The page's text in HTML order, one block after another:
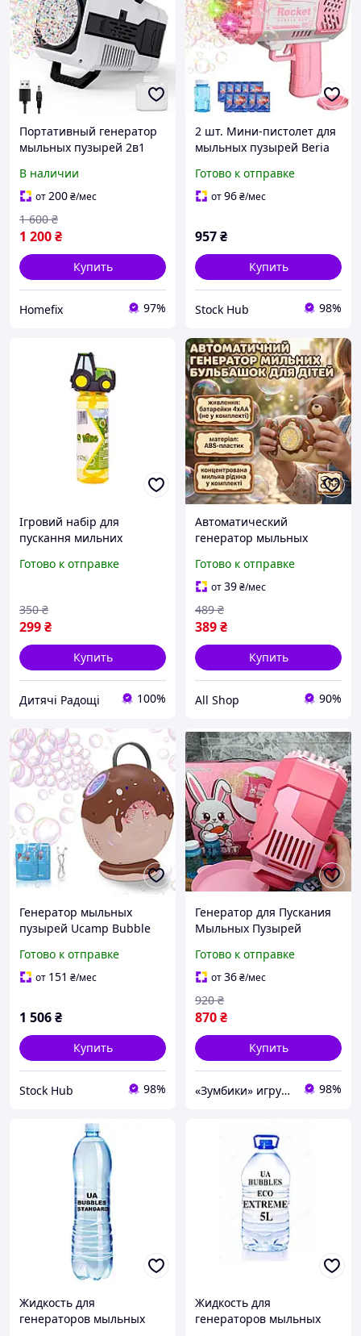
Портативный генератор
мыльных пузырей 2в1
Автоматическая 40
отверстий для
визуальных эффектов на
свадьбах,
В наличии
от200₴/мес
1 200₴
1 600 ₴
Купить
Homefix 97%
2 шт. Мини-пистолет для
мыльных пузырей Beria
Игрушечный генератор
мыльных пузырей с
Готово к отправке
от96₴/мес
957₴
Купить
Stock Hub 98%
Ігровий набір для
пускання мильних
Tomy
Готово к отправке
299₴
350 ₴
Купить
Дитячі Радощі 100%
Автоматический
генератор мыльных
Детский генератор
пузырьков
Готово к отправке
от39₴/мес
389₴
489 ₴
Купить
All Shop 90%
Генератор мыльных
пузырей Ucamp Bubble
Автоматический
генератор мыльных
Готово к отправке
от 151 ₴/мес
1 506₴
Купить
Stock Hub 98%
Генератор для Пускания
Мыльных Пузырей
Готово к отправке
от36₴/мес
870₴
920 ₴
Купить
«Зумбики» игрушки для детей 98%
Жидкость для
генераторов мыльных
Жидкость для
генераторов мыльных